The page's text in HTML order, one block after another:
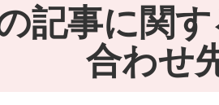
記事に関
合わせ